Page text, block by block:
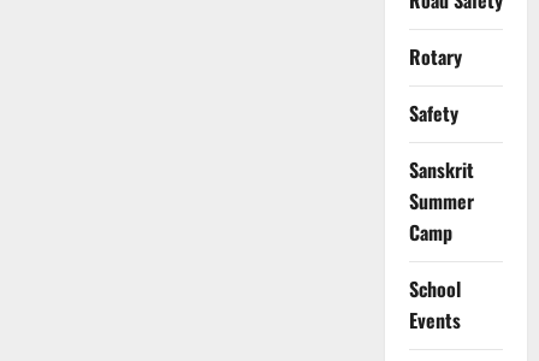
Rotary
Safety
Sanskrit
Summer
Camp
School
Events